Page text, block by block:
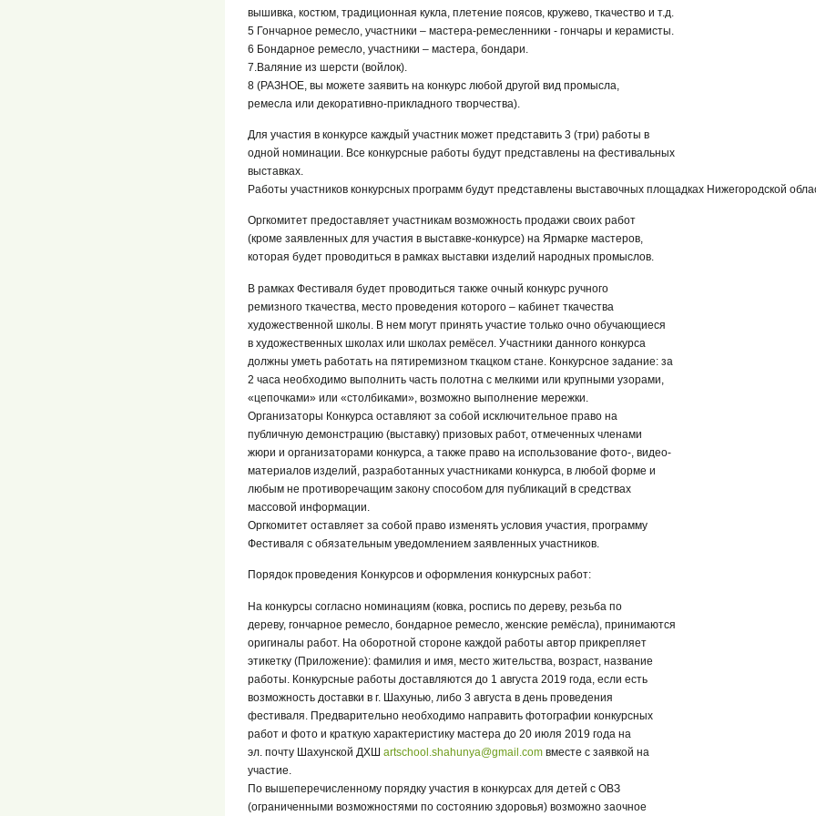
вышивка, костюм, традиционная кукла, плетение поясов, кружево, ткачество и т.д.
5 Гончарное ремесло, участники – мастера-ремесленники - гончары и керамисты.
6 Бондарное ремесло, участники – мастера, бондари.
7.Валяние из шерсти (войлок).
8 (РАЗНОЕ, вы можете заявить на конкурс любой другой вид промысла,
ремесла или декоративно-прикладного творчества).
Для участия в конкурсе каждый участник может представить 3 (три) работы в
одной номинации. Все конкурсные работы будут представлены на фестивальных
выставках.
Работы участников конкурсных программ будут представлены выставочных площадках Нижегородской
Оргкомитет предоставляет участникам возможность продажи своих работ
(кроме заявленных для участия в выставке-конкурсе) на Ярмарке мастеров,
которая будет проводиться в рамках выставки изделий народных промыслов.
В рамках Фестиваля будет проводиться также очный конкурс ручного
ремизного ткачества, место проведения которого – кабинет ткачества
художественной школы. В нем могут принять участие только очно обучающиеся
в художественных школах или школах ремёсел. Участники данного конкурса
должны уметь работать на пятиремизном ткацком стане. Конкурсное задание: за
2 часа необходимо выполнить часть полотна с мелкими или крупными узорами,
«цепочками» или «столбиками», возможно выполнение мережки.
Организаторы Конкурса оставляют за собой исключительное право на
публичную демонстрацию (выставку) призовых работ, отмеченных членами
жюри и организаторами конкурса, а также право на использование фото-, видео-
материалов изделий, разработанных участниками конкурса, в любой форме и
любым не противоречащим закону способом для публикаций в средствах
массовой информации.
Оргкомитет оставляет за собой право изменять условия участия, программу
Фестиваля с обязательным уведомлением заявленных участников.
Порядок проведения Конкурсов и оформления конкурсных работ:
На конкурсы согласно номинациям (ковка, роспись по дереву, резьба по
дереву, гончарное ремесло, бондарное ремесло, женские ремёсла), принимаются
оригиналы работ. На оборотной стороне каждой работы автор прикрепляет
этикетку (Приложение): фамилия и имя, место жительства, возраст, название
работы. Конкурсные работы доставляются до 1 августа 2019 года, если есть
возможность доставки в г. Шахунью, либо 3 августа в день проведения
фестиваля. Предварительно необходимо направить фотографии конкурсных
работ и фото и краткую характеристику мастера до 20 июля 2019 года на
эл. почту Шахунской ДХШ artschool.shahunya@gmail.com вместе с заявкой на
участие.
По вышеперечисленному порядку участия в конкурсах для детей с ОВЗ
(ограниченными возможностями по состоянию здоровья) возможно заочное